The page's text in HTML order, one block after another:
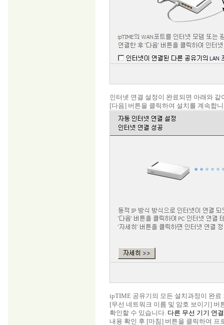
인터넷 연결 설정이 완료되면 아래와
[다음] 버튼을 클릭하여 설치를 계속합
ipTIME 공유기의 모든 설치과정이 완료
[무선 네트워크 이름 및 암호 보이기] 버
확인할 수 있습니다. 다른 무선 기기 연
내용 확인 후 [마침] 버튼을 클릭하여